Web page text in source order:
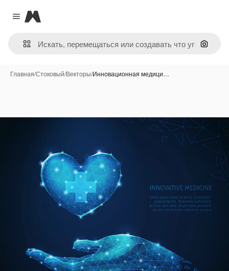
Close menu
Magnific
Поиск
Главная/Стоковый/Векторы/Инновационная медици…